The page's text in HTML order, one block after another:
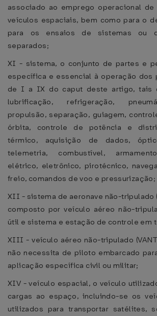
associado ao emprego operacional de
veículos espaciais, bem como para o
para os ensaios de sistemas ou
separados;
XI - sistema, o conjunto de partes e
específica e essencial à operação dos
de I a IX do caput deste artigo, tais
lubrificação, refrigeração,
propulsão, separação, guiagem,
órbita, controle de potência e
térmico, aquisição de dados,
telemetria, combustível,
elétrico, eletrônico, pirotécnico,
freio, comandos de voo e pressurização;
XII - sistema de aeronave não-tripulado
composto por veículo aéreo não-
útil e sistema e estação de controle em
XIII - veículo aéreo não-tripulado
não necessita de piloto embarcado
aplicação específica civil ou militar;
XIV - veículo espacial, o veículo
cargas ao espaço, incluindo-se os
utilizados para transportar satélites,